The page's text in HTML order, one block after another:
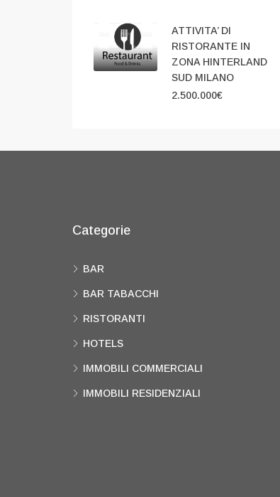
ATTIVITA’ DI
RISTORANTE IN
ZONA HINTERLAND
SUD MILANO
2.500.000€
Categorie
BAR
BAR TABACCHI
RISTORANTI
HOTELS
IMMOBILI COMMERCIALI
IMMOBILI RESIDENZIALI